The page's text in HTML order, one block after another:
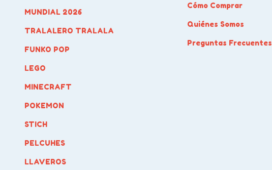
MUNDIAL 2026
TRALALERO TRALALA
FUNKO POP
LEGO
MINECRAFT
POKEMON
STICH
PELCUHES
LLAVEROS
Cómo Comprar
Quiénes Somos
Preguntas Frecuentes